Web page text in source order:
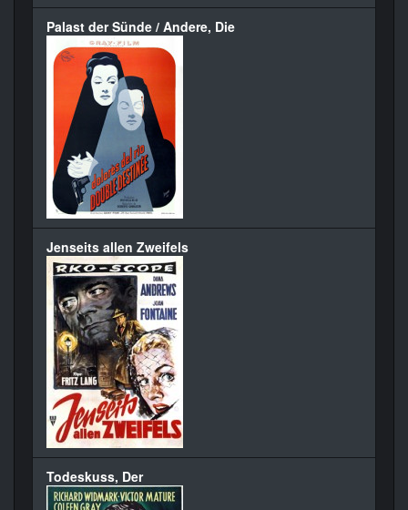
Palast der Sünde / Andere, Die
Jenseits allen Zweifels
Todeskuss, Der